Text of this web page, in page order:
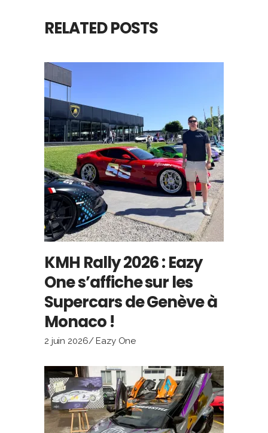
RELATED POSTS
KMH Rally 2026 : Eazy
One s’affiche sur les
Supercars de Genève à
Monaco !
2 juin 2026 Eazy One